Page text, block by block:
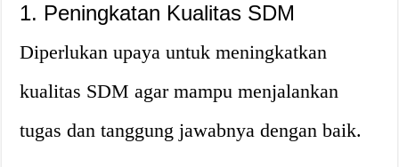
1. Peningkatan Kualitas SDM
Diperlukan upaya untuk meningkatkan
kualitas SDM agar mampu menjalankan
tugas dan tanggung jawabnya dengan baik.